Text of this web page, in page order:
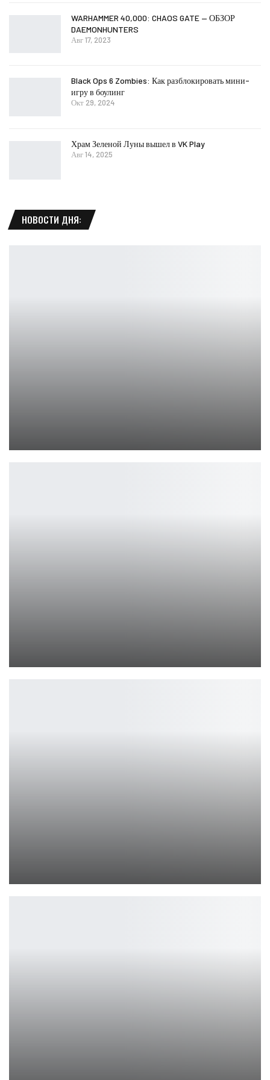
WARHAMMER 40,000: CHAOS GATE — ОБЗОР
DAEMONHUNTERS
Авг 17, 2023
Black Ops 6 Zombies: Как разблокировать мини-
игру в боулинг
Окт 29, 2024
Храм Зеленой Луны вышел в VK Play
Авг 14, 2025
НОВОСТИ ДНЯ: